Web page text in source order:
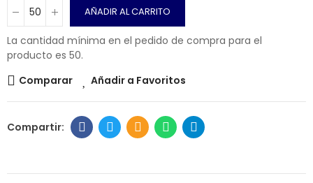
AÑADIR AL CARRITO
La cantidad mínima en el pedido de compra para el
producto es 50.
Comparar
Añadir a Favoritos